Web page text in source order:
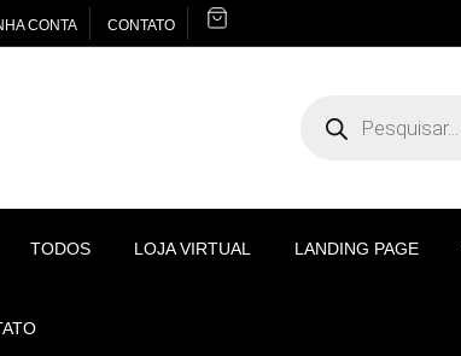
CONTA CONTATO
produtos
TODOS LOJA VIRTUAL LANDING PAGE